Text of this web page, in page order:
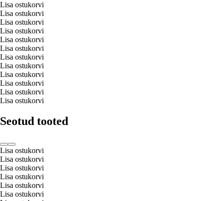
Lisa ostukorvi
Lisa ostukorvi
Lisa ostukorvi
Lisa ostukorvi
Lisa ostukorvi
Lisa ostukorvi
Lisa ostukorvi
Lisa ostukorvi
Lisa ostukorvi
Lisa ostukorvi
Lisa ostukorvi
Lisa ostukorvi
Seotud tooted
Lisa ostukorvi
Lisa ostukorvi
Lisa ostukorvi
Lisa ostukorvi
Lisa ostukorvi
Lisa ostukorvi